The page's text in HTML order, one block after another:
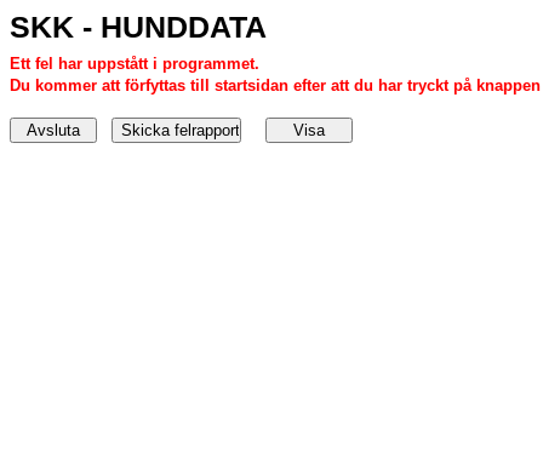
SKK - HUNDDATA
Ett fel har uppstått i programmet.
Du kommer att förfyttas till startsidan efter att du har tryckt på